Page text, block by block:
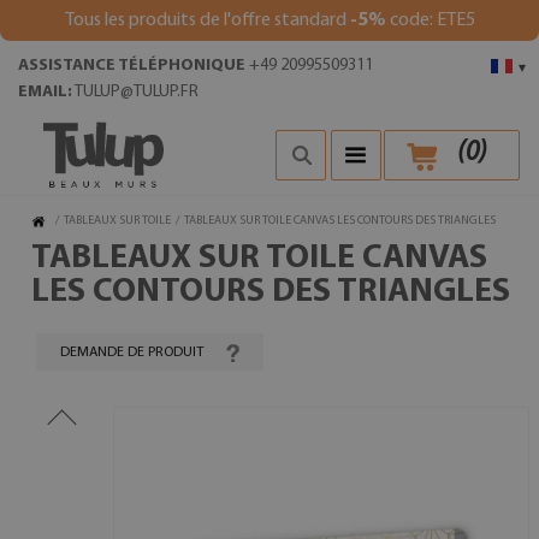
Tous les produits de l'offre standard -5% code: ETE5
▾
ASSISTANCE TÉLÉPHONIQUE +49 20995509311
EMAIL: TULUP@TULUP.FR
(0)
/ TABLEAUX SUR TOILE / TABLEAUX SUR TOILE CANVAS LES CONTOURS DES TRIANGLES
TABLEAUX SUR TOILE CANVAS
LES CONTOURS DES TRIANGLES
DEMANDE DE PRODUIT